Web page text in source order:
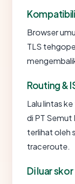
Browser
TLS
Routing &
Lalu lintas
di PT Semut
terlihat oleh
traceroute.
Di luar